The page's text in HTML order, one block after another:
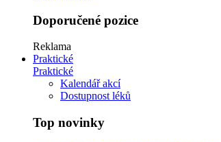
Doporučené pozice
Reklama
Praktické
Praktické
Kalendář akcí
Dostupnost léků
Top novinky